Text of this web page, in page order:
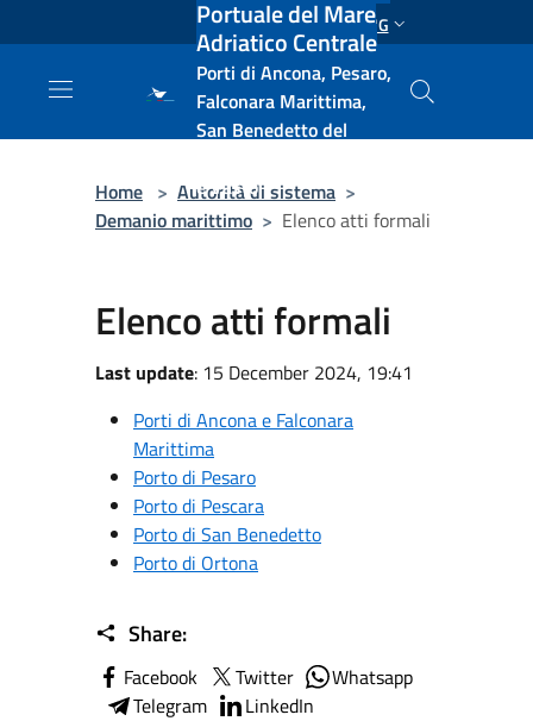
Salta al contenuto principale ENG
Portuale del Mare
Adriatico Centrale
Porti di Ancona, Pesaro,
Falconara Marittima,
San Benedetto del
e Vasto
Home > Autorità di sistema >
Demanio marittimo > Elenco atti formali
Elenco atti formali
Last update: 15 December 2024, 19:41
Porti di Ancona e Falconara
Marittima
Porto di Pesaro
Porto di Pescara
Porto di San Benedetto
Porto di Ortona
Share:
Facebook Twitter
Whatsapp
Telegram
LinkedIn